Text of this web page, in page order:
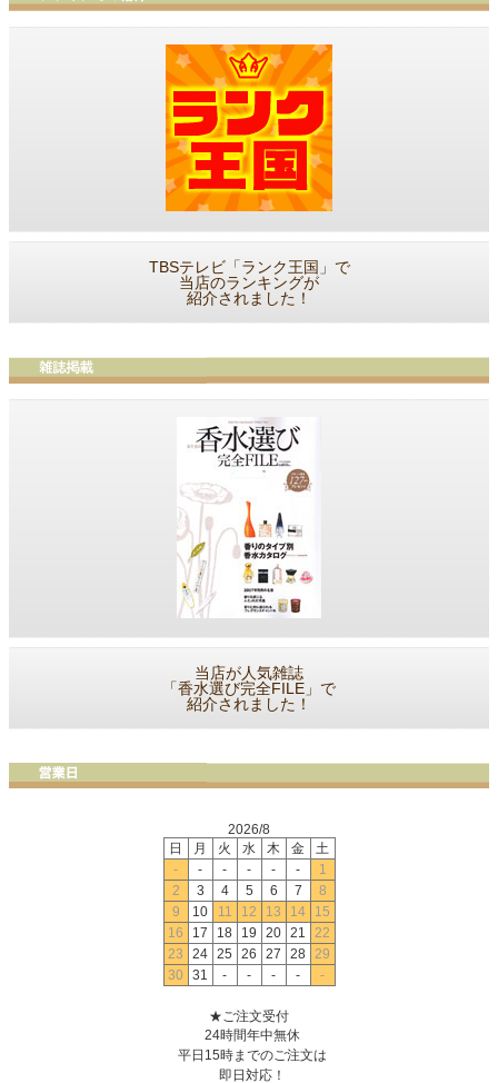
TBSテレビ「ランク王国」で
当店のランキングが
紹介されました！
当店が人気雑誌
「香水選び完全FILE」で
紹介されました！
2026/8
日
月 火 水 木 金
土
-
- - - - -
1
2
3 4 5 6 7
8
9
10 11 12 13 14
15
16
17 18 19 20 21
22
23
24 25 26 27 28 29
30
31 - - - - -
★ご注文受付
24時間年中無休
平日15時までのご注文は
即日対応！